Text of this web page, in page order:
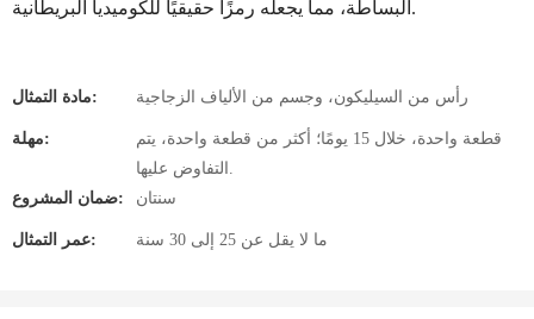
البساطة، مما يجعله رمزًا حقيقيًا للكوميديا ​​البريطانية.
مادة التمثال: رأس من السيليكون، وجسم من الألياف الزجاجية
مهلة:
قطعة واحدة، خلال 15 يومًا؛ أكثر من قطعة واحدة، يتم
التفاوض عليها.
ضمان المشروع:
سنتان
عمر التمثال: ما لا يقل عن 25 إلى 30 سنة